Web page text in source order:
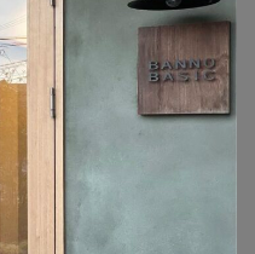
DESIGN
STターフ